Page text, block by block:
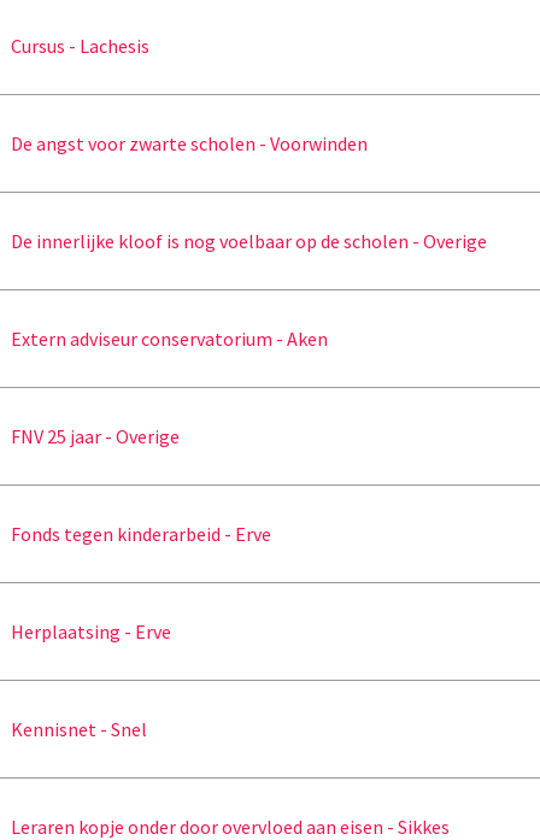
Cursus - Lachesis
De angst voor zwarte scholen - Voorwinden
De innerlijke kloof is nog voelbaar op de scholen - Overige
Extern adviseur conservatorium - Aken
FNV 25 jaar - Overige
Fonds tegen kinderarbeid - Erve
Herplaatsing - Erve
Kennisnet - Snel
Leraren kopje onder door overvloed aan eisen - Sikkes